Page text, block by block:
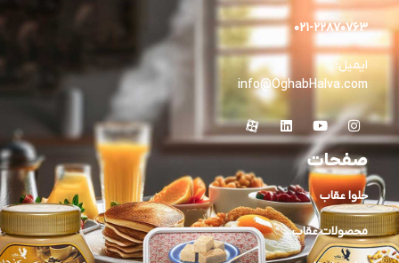
۰۲۱-۲۲۸۷۰۷۶۳
ایمیل:
info@OghabHalva.com
صفحات
حلوا عقاب
محصولات عقاب